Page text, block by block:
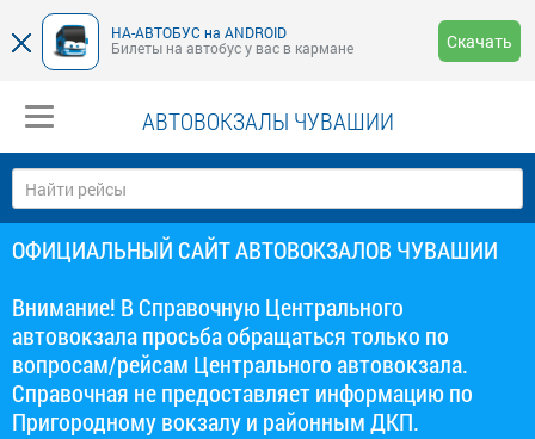
НА-АВТОБУС на ANDROID
Билеты на автобус у вас в кармане
Скачать
АВТОВОКЗАЛЫ ЧУВАШИИ
ОФИЦИАЛЬНЫЙ САЙТ АВТОВОКЗАЛОВ ЧУВАШИИ
Внимание! В Справочную Центрального
автовокзала просьба обращаться только по
вопросам/рейсам Центрального автовокзала.
Справочная не предоставляет информацию по
Пригородному вокзалу и районным ДКП.